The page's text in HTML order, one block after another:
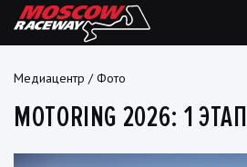
Медиацентр /Фото
MOTORING 2026: 1 ЭТАП